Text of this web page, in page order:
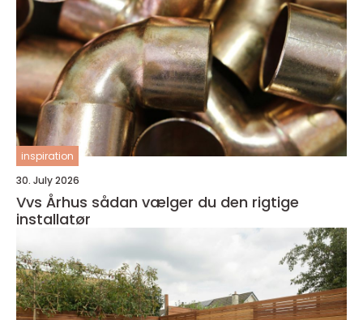
inspiration
30. July 2026
Vvs Århus sådan vælger du den rigtige
installatør